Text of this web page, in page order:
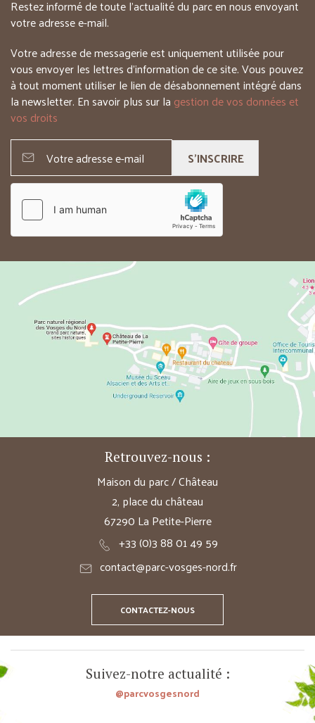
Restez informé de toute l’actualité du parc en nous envoyant
votre adresse e-mail.
Votre adresse de messagerie est uniquement utilisée pour
vous envoyer les lettres d’information de ce site. Vous pouvez
à tout moment utiliser le lien de désabonnement intégré dans
la newsletter. En savoir plus sur la gestion de vos données et
vos droits
S'INSCRIRE
Retrouvez-nous :
Maison du parc / Château
2, place du château
67290 La Petite-Pierre
+33 (0)3 88 01 49 59
contact@parc-vosges-nord.fr
CONTACTEZ-NOUS
Suivez-notre actualité :
@parcvosgesnord